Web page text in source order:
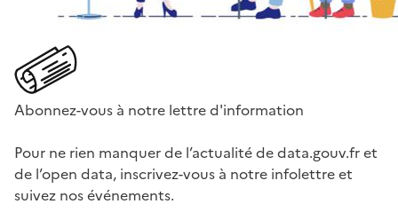
Abonnez-vous à notre lettre d'information
Pour ne rien manquer de l’actualité de data.gouv.fr et
de l’open data, inscrivez-vous à notre infolettre et
suivez nos événements.